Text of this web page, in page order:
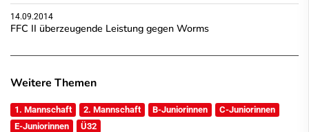
14.09.2014
FFC II überzeugende Leistung gegen Worms
Weitere Themen
1. Mannschaft 2. Mannschaft B-Juniorinnen
C-Juniorinnen
E-Juniorinnen
Ü32